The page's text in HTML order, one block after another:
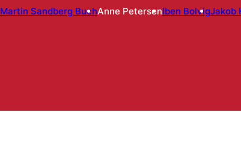
Martin Sandberg BuchAnne PetersenIben BolvigJakob